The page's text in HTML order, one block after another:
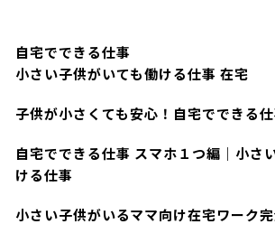
自宅でできる仕事
小さい子供がいても働ける仕事 在宅
子供が小さくても安心！自宅でできる
自宅でできる仕事 スマホ１つ編｜小さ
ける仕事
小さい子供がいるママ向け在宅ワーク